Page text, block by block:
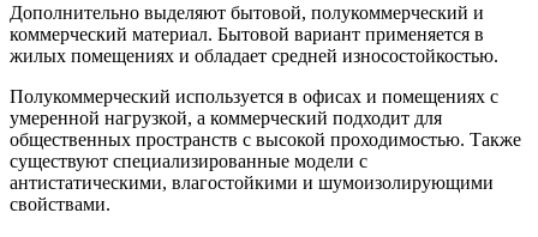
Дополнительно выделяют бытовой, полукоммерческий и
коммерческий материал. Бытовой вариант применяется в
жилых помещениях и обладает средней износостойкостью.
Полукоммерческий используется в офисах и помещениях с
умеренной нагрузкой, а коммерческий подходит для
общественных пространств с высокой проходимостью. Также
существуют специализированные модели с
антистатическими, влагостойкими и шумоизолирующими
свойствами.